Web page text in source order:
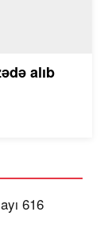
alıb
616